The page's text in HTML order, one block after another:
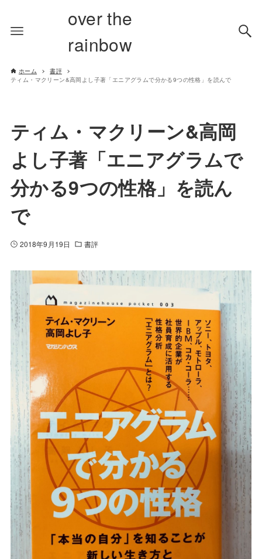
over the
rainbow
ホーム
書評
ティム・マクリーン&高岡よし子著「エニアグラムで分かる9つの性格」を読んで
ティム・マクリーン&高岡
よし子著「エニアグラムで
分かる9つの性格」を読ん
で
2018年9月19日 書評